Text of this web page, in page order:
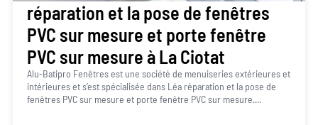
réparation et la pose de fenêtres
PVC sur mesure et porte fenêtre
PVC sur mesure à La Ciotat
Alu-Batipro Fenêtres est une société de menuiseries extérieures et
intérieures et s’est spécialisée dans Léa réparation et la pose de
fenêtres PVC sur mesure et porte fenêtre PVC sur mesure....